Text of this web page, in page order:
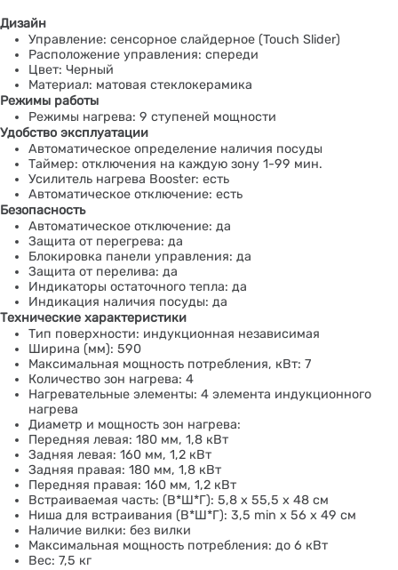
Дизайн
Управление: сенсорное слайдерное (Touch Slider)
Расположение управления: спереди
Цвет: Черный
Материал: матовая стеклокерамика
Режимы работы
Режимы нагрева: 9 ступеней мощности
Удобство эксплуатации
Автоматическое определение наличия посуды
Таймер: отключения на каждую зону 1-99 мин.
Усилитель нагрева Booster: есть
Автоматическое отключение: есть
Безопасность
Автоматическое отключение: да
Защита от перегрева: да
Блокировка панели управления: да
Защита от перелива: да
Индикаторы остаточного тепла: да
Индикация наличия посуды: да
Технические характеристики
Тип поверхности: индукционная независимая
Ширина (мм): 590
Максимальная мощность потребления, кВт: 7
Количество зон нагрева: 4
Нагревательные элементы: 4 элемента индукционного
нагрева
Диаметр и мощность зон нагрева:
Передняя левая: 180 мм, 1,8 кВт
Задняя левая: 160 мм, 1,2 кВт
Задняя правая: 180 мм, 1,8 кВт
Передняя правая: 160 мм, 1,2 кВт
Встраиваемая часть: (В*Ш*Г): 5,8 х 55,5 х 48 см
Ниша для встраивания (В*Ш*Г): 3,5 min х 56 х 49 см
Наличие вилки: без вилки
Максимальная мощность потребления: до 6 кВт
Вес: 7,5 кг